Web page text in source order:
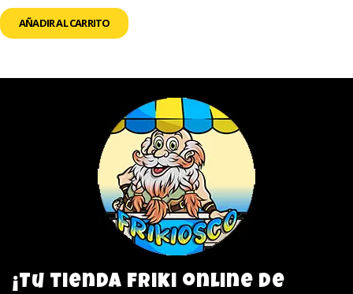
AÑADIR AL CARRITO
¡Tu tienda friki online de